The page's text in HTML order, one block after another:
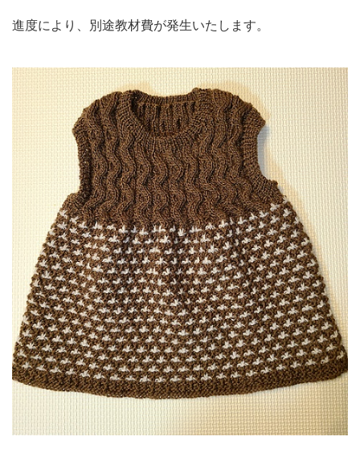
進度により、別途教材費が発生いたします。